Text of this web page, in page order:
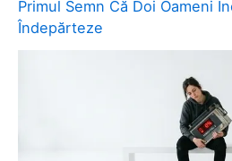
Primul Semn Că Doi Oameni
Îndepărteze